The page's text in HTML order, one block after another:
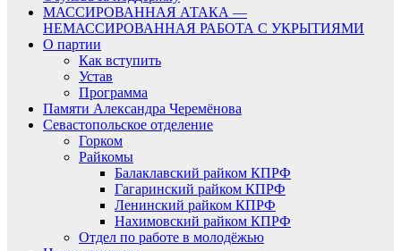
МАССИРОВАННАЯ АТАКА —
НЕМАССИРОВАННАЯ РАБОТА С УКРЫТИЯМИ
О партии
Как вступить
Устав
Программа
Памяти Александра Черемёнова
Севастопольское отделение
Горком
Райкомы
Балаклавский райком КПРФ
Гагаринский райком КПРФ
Ленинский райком КПРФ
Нахимовский райком КПРФ
Отдел по работе в молодёжью